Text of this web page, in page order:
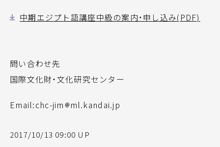
中期エジプト語講座中級の案内・申し込み(PDF)
問い合わせ先
国際文化財・文化研究センター
Email:chc-jim ml.kandai.jp
2017/10/13 09:00 UP